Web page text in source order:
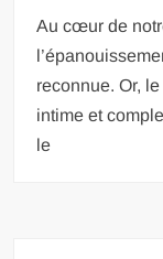
Au cœur de
reconnue. Or,
intime et
le